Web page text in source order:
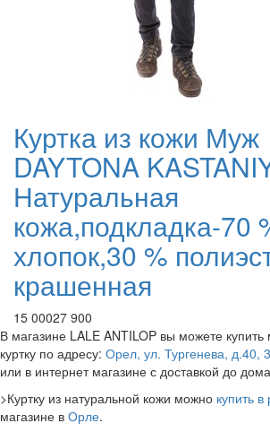
Куртка из кожи Муж
DAYTONA
Натуральная
кожа,подкладка-70
хлопок,30 %
крашенная
15 00027 900
В магазине LALE ANTILOP вы можете
куртку по адресу: Орел, ул. Тургенева, д.40,
или в интернет магазине с доставкой до
>Куртку из натуральной кожи можно купить в
магазине в Орле.